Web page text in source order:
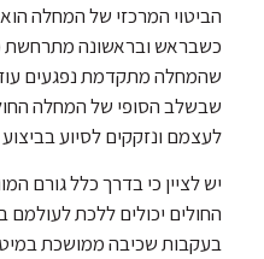
הביטוי המרכזי של המחלה הוא
כשבראש ובראשונה מתרחשת
שהמחלה מתקדמת נפגעים
שבשלב הסופי של המחלה
לעצמם ונזקקים לסיוע
יש לציין כי בדרך כלל גורם
החולים יכולים ללכת
בעקבות שכיבה ממושכת